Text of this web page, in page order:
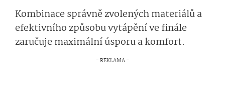
Kombinace správně zvolených materiálů a
efektivního způsobu vytápění ve finále
zaručuje maximální úsporu a komfort.